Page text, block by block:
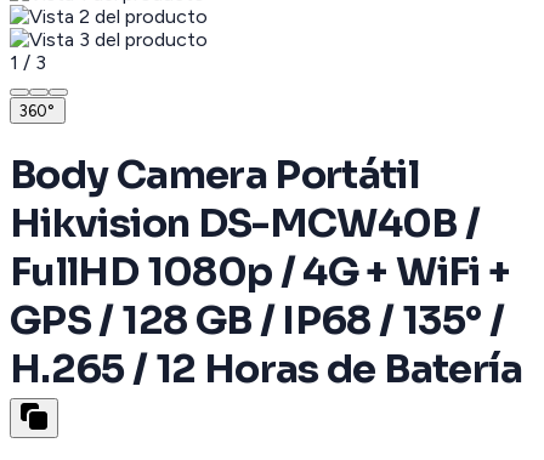
1 / 3
360°
Body Camera Portátil
Hikvision DS-MCW40B /
FullHD 1080p / 4G + WiFi +
GPS / 128 GB / IP68 / 135° /
H.265 / 12 Horas de Batería